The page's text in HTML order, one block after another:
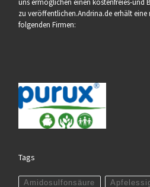
zu veröffentlichen.Andrina.de erhält
folgenden Firmen:
Tags
Amidosulfonsäure